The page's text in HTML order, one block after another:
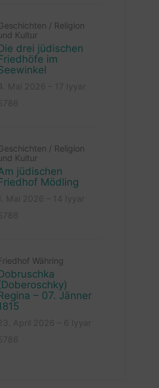
/ Religion
Kultur
drei jüdischen
im
/ Religion
Kultur
jüdischen
Mödling
Währing
– 07. Jänner